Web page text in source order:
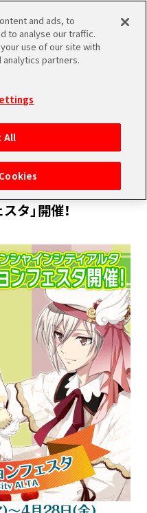
ンシティアルタにて
タ」開催！
and ads, to
to analyse our traffic.
use of our site with
partners.
All